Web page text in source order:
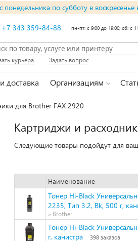
по субботу в
+7 343 359-84-88 пн-пт: с 9:00 до 19:00; сб: с
курьера Задать вопрос
доставка Организациям
для Brother FAX 2920
Картриджи и
Следующие товары подойдут для
Наименование
Тонер Hi-Black
2235, Тип 3.2, Bk, 500 г,
» Brother
Тонер Hi-Black
г, канистра
398 заказов